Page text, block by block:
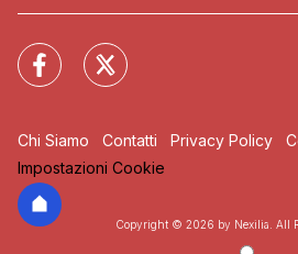
Chi Siamo Contatti Privacy Policy
Impostazioni Cookie
Copyright © 2026 by Nexilia. All